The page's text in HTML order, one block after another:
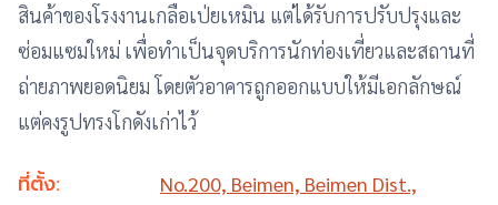
สินค้าของโรงงานเกลือเป่ยเหมิน แต่ได้รับการปรับปรุงและ
ซ่อมแซมใหม่ เพื่อทำเป็นจุดบริการนักท่องเที่ยวและสถานที่
ถ่ายภาพยอดนิยม โดยตัวอาคารถูกออกแบบให้มีเอกลักษณ์
แต่คงรูปทรงโกดังเก่าไว้
ที่ตั้ง:
No.200, Beimen, Beimen Dist.,